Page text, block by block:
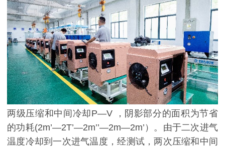
两级压缩和中间冷却P—V ，阴影部分的面积为节省
的功耗(2m’—2T’—2m’’—2m—2m’）。由于二次进气
温度冷却到一次进气温度，经测试，两次压缩和中间